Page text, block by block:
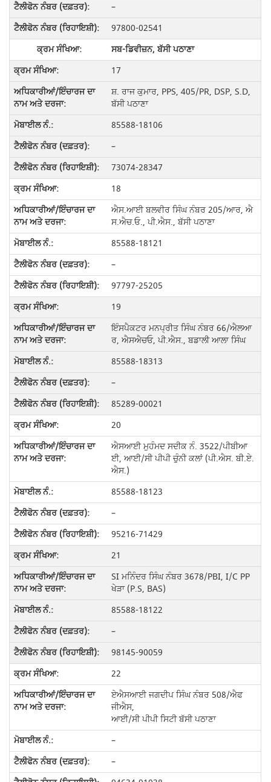
–
97800-02541
ਸਬ-ਡਿਵੀਜ਼ਨ, ਬੱਸੀ ਪਠਾਣਾ
17
ਸ਼. ਰਾਜ ਕੁਮਾਰ, PPS, 405/PR, DSP, S.D,
ਬੱਸੀ ਪਠਾਣਾ
85588-18106
–
73074-28347
18
ਐਸ.ਆਈ ਬਲਵੀਰ ਸਿੰਘ ਨੰਬਰ 205/ਆਰ, ਐ
ਸ.ਐਚ.ਓ., ਪੀ.ਐਸ., ਬੱਸੀ ਪਠਾਣਾ
85588-18121
–
97797-25205
19
ਇੰਸਪੈਕਟਰ ਮਨਪ੍ਰੀਤ ਸਿੰਘ ਨੰਬਰ 66/ਐਲਆ
ਰ, ਐਸਐਚਓ, ਪੀ.ਐਸ., ਬਡਾਲੀ ਆਲਾ ਸਿੰਘ
85588-18313
–
85289-00021
20
ਐਸਆਈ ਮੁਹੰਮਦ ਸਦੀਕ ਨੰ. 3522/ਪੀਬੀਆ
ਈ, ਆਈ/ਸੀ ਪੀਪੀ ਚੁੰਨੀ ਕਲਾਂ (ਪੀ.ਐਸ. ਬੀ.ਏ.
ਐਸ.)
85588-18123
–
95216-71429
21
SI ਮਨਿੰਦਰ ਸਿੰਘ ਨੰਬਰ 3678/PBI, I/C PP
ਖੇੜਾ (P.S, BAS)
85588-18122
–
98145-90059
22
ਏਐਸਆਈ ਜਗਦੀਪ ਸਿੰਘ ਨੰਬਰ 508/ਐਫ
ਜੀਐਸ,
ਆਈ/ਸੀ ਪੀਪੀ ਸਿਟੀ ਬੱਸੀ ਪਠਾਣਾ
–
–